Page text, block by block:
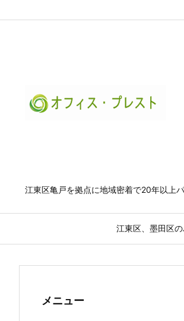
江東区亀戸を拠点に地域密着で20年以上
江東区、墨田区
メニュー